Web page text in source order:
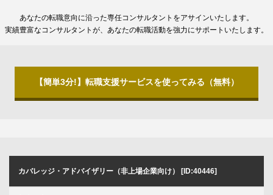
あなたの転職意向に沿った専任コンサルタントをアサインいたします。
実績豊富なコンサルタントが、あなたの転職活動を強力にサポートいたします。
【簡単3分!】転職支援サービスを使ってみる（無料）
カバレッジ・アドバイザリー（非上場企業向け） [ID:40446]